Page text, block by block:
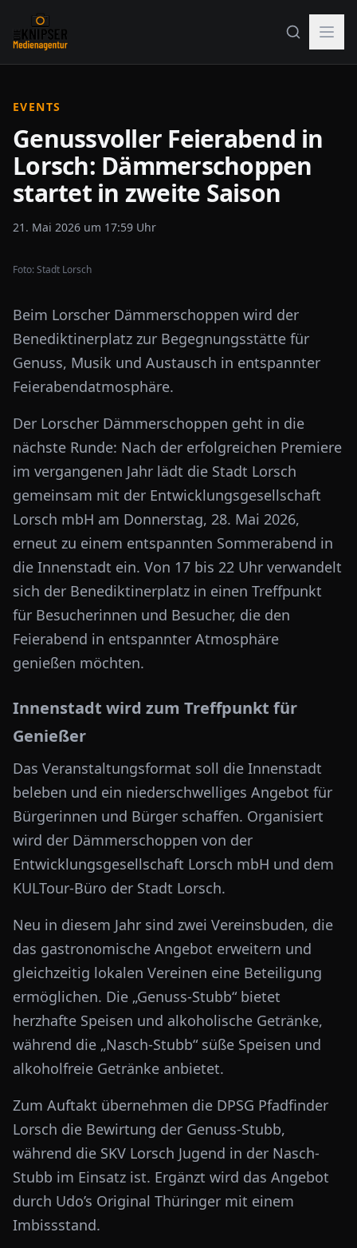
EVENTS
Genussvoller Feierabend in
Lorsch: Dämmerschoppen
startet in zweite Saison
21. Mai 2026 um 17:59 Uhr
Foto:Stadt Lorsch
Beim Lorscher Dämmerschoppen wird der
Benediktinerplatz zur Begegnungsstätte für
Genuss, Musik und Austausch in entspannter
Feierabendatmosphäre.
Der Lorscher Dämmerschoppen geht in die
nächste Runde: Nach der erfolgreichen Premiere
im vergangenen Jahr lädt die Stadt Lorsch
gemeinsam mit der Entwicklungsgesellschaft
Lorsch mbH am Donnerstag, 28. Mai 2026,
erneut zu einem entspannten Sommerabend in
die Innenstadt ein. Von 17 bis 22 Uhr verwandelt
sich der Benediktinerplatz in einen Treffpunkt
für Besucherinnen und Besucher, die den
Feierabend in entspannter Atmosphäre
genießen möchten.
Innenstadt wird zum Treffpunkt für
Genießer
Das Veranstaltungsformat soll die Innenstadt
beleben und ein niederschwelliges Angebot für
Bürgerinnen und Bürger schaffen. Organisiert
wird der Dämmerschoppen von der
Entwicklungsgesellschaft Lorsch mbH und dem
KULTour-Büro der Stadt Lorsch.
Neu in diesem Jahr sind zwei Vereinsbuden, die
das gastronomische Angebot erweitern und
gleichzeitig lokalen Vereinen eine Beteiligung
ermöglichen. Die „Genuss-Stubb“ bietet
herzhafte Speisen und alkoholische Getränke,
während die „Nasch-Stubb“ süße Speisen und
alkoholfreie Getränke anbietet.
Zum Auftakt übernehmen die DPSG Pfadfinder
Lorsch die Bewirtung der Genuss-Stubb,
während die SKV Lorsch Jugend in der Nasch-
Stubb im Einsatz ist. Ergänzt wird das Angebot
durch Udo’s Original Thüringer mit einem
Imbissstand.